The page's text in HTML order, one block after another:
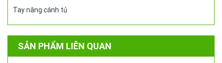
Tay nâng cánh tủ
SẢN PHẨM LIÊN QUAN